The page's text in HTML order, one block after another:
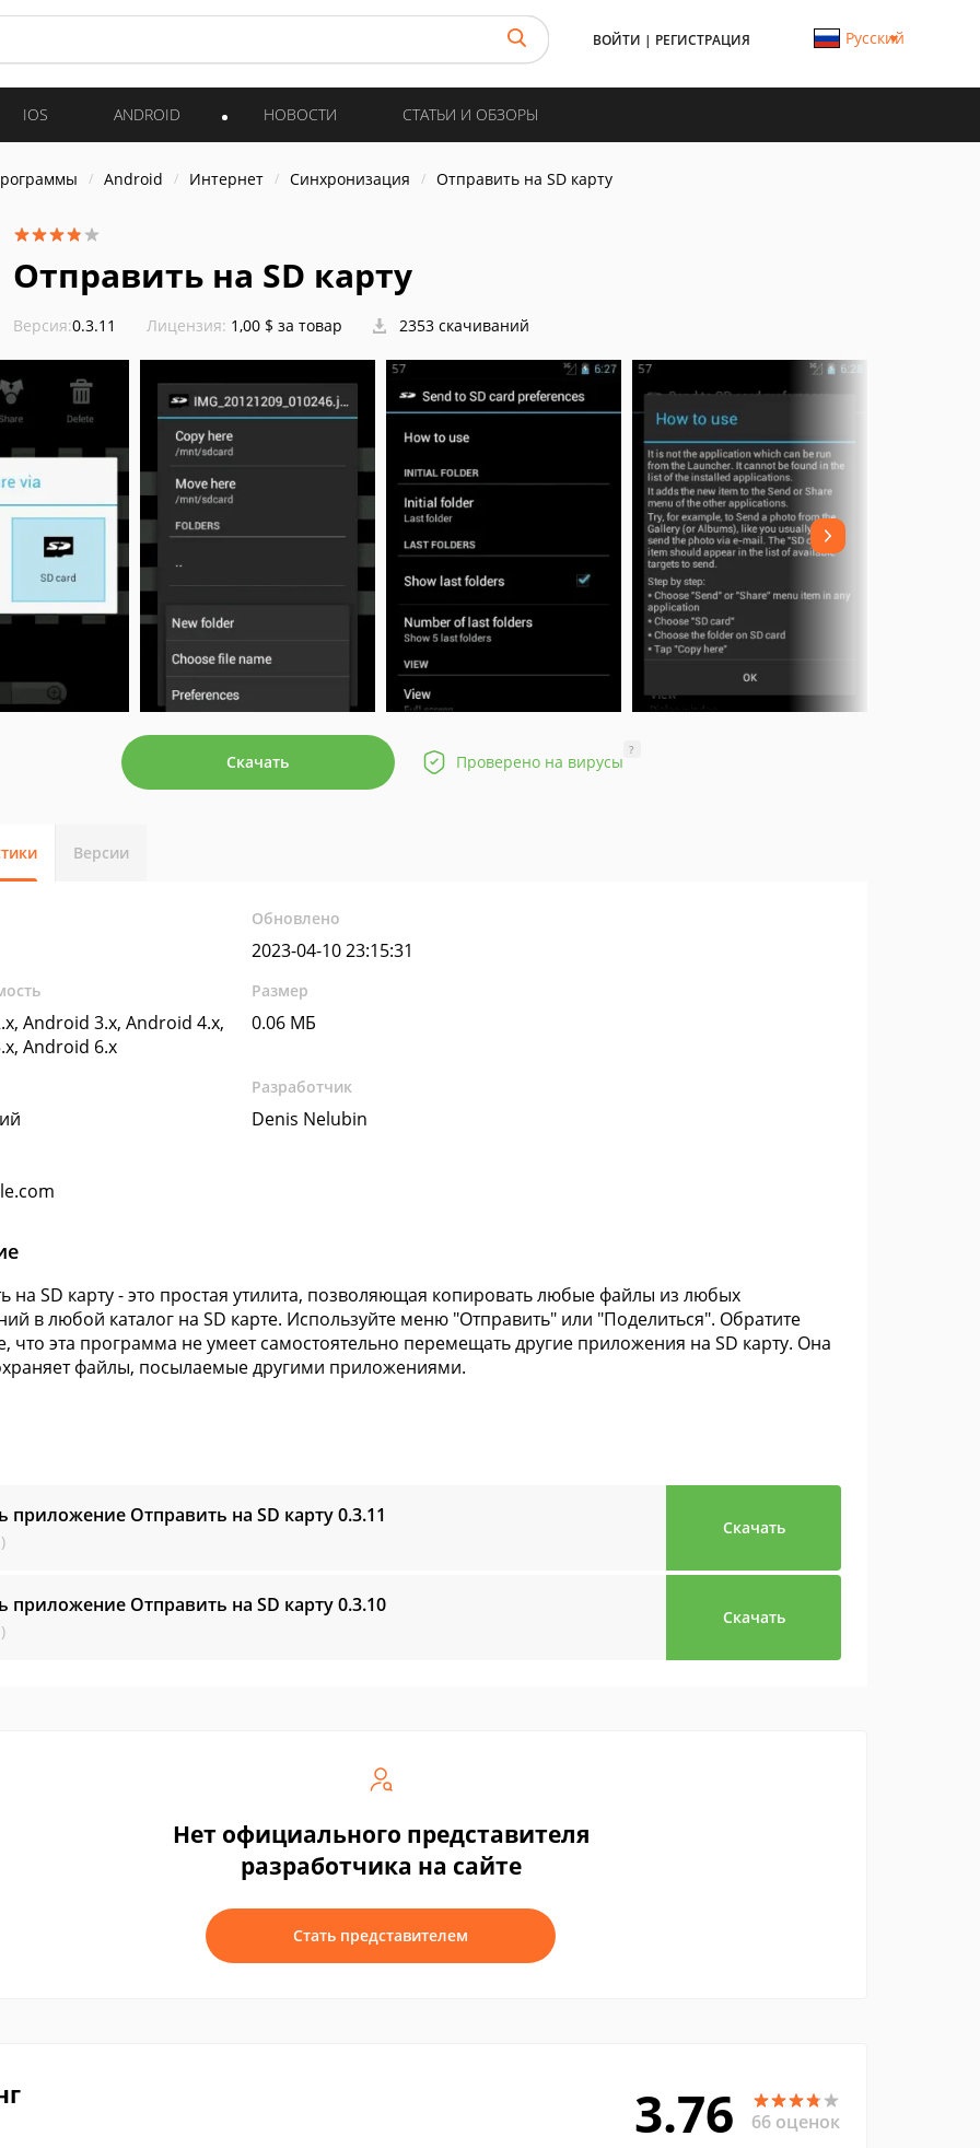
ВОЙТИ | РЕГИСТРАЦИЯ Русский
IOS ANDROID НОВОСТИ СТАТЬИ И ОБЗОРЫ
Android Интернет Синхронизация Отправить на SD карту
Отправить на SD карту
Версия:0.3.11 Лицензия: 1,00 $ за товар 2353 скачиваний
Скачать Проверено на вирусы
?
Версии
Обновлено
2023-04-10 23:15:31
Android 3.x, Android 4.x,
Android 6.x
Размер
0.06 МБ
Разработчик
Denis Nelubin
на SD карту - это простая утилита, позволяющая копировать любые файлы из любых
в любой каталог на SD карте. Используйте меню "Отправить" или "Поделиться". Обратите
что эта программа не умеет самостоятельно перемещать другие приложения на SD карту. Она
файлы, посылаемые другими приложениями.
приложение Отправить на SD карту0.3.11
Скачать
приложение Отправить на SD карту0.3.10
Скачать
Нет официального представителя
разработчика на сайте
Стать представителем
3.76 66 оценок